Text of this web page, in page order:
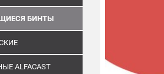
БИНТЫ
ALFACAST